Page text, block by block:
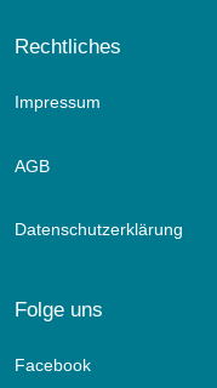
Rechtliches
Impressum
AGB
Datenschutzerklärung
Folge uns
Facebook